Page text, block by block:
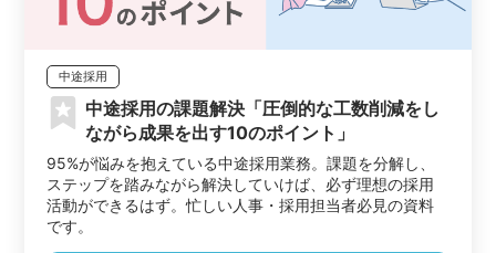
中途採用
中途採用の課題解決「圧倒的な工数削減をし
ながら成果を出す10のポイント」
95%が悩みを抱えている中途採用業務。課題を分解し、
ステップを踏みながら解決していけば、必ず理想の採用
活動ができるはず。忙しい人事・採用担当者必見の資料
です。